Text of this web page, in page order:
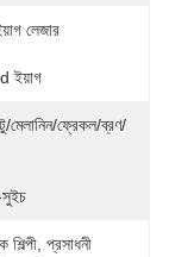
লেজার
ইয়াগ
ফ্রেকল/ব্রণ/
সুইচ
শিল্পী, প্রসাধনী